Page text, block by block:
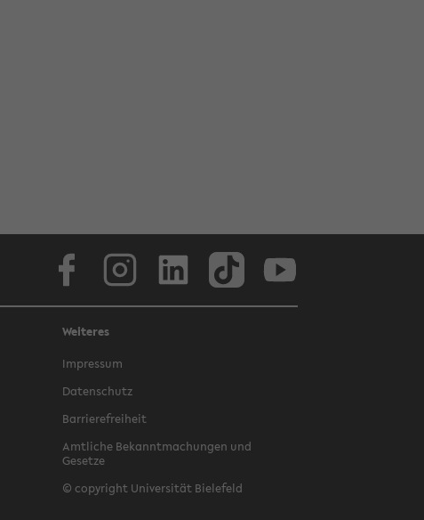
Weiteres
Impressum
Datenschutz
Barrierefreiheit
Amtliche Bekanntmachungen und
Gesetze
© copyright Universität Bielefeld